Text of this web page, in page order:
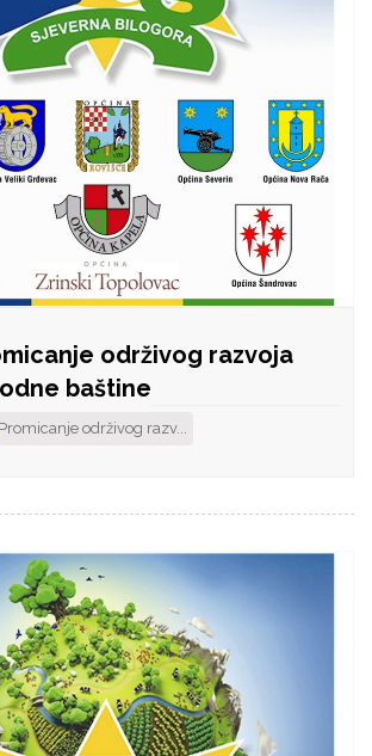
održivog razvoja
baštine
Promicanje održivog razv...